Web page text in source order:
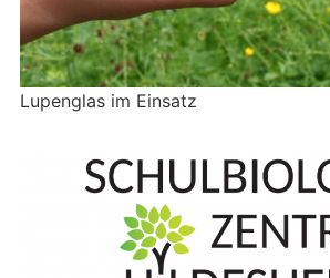
Lupenglas im Einsatz